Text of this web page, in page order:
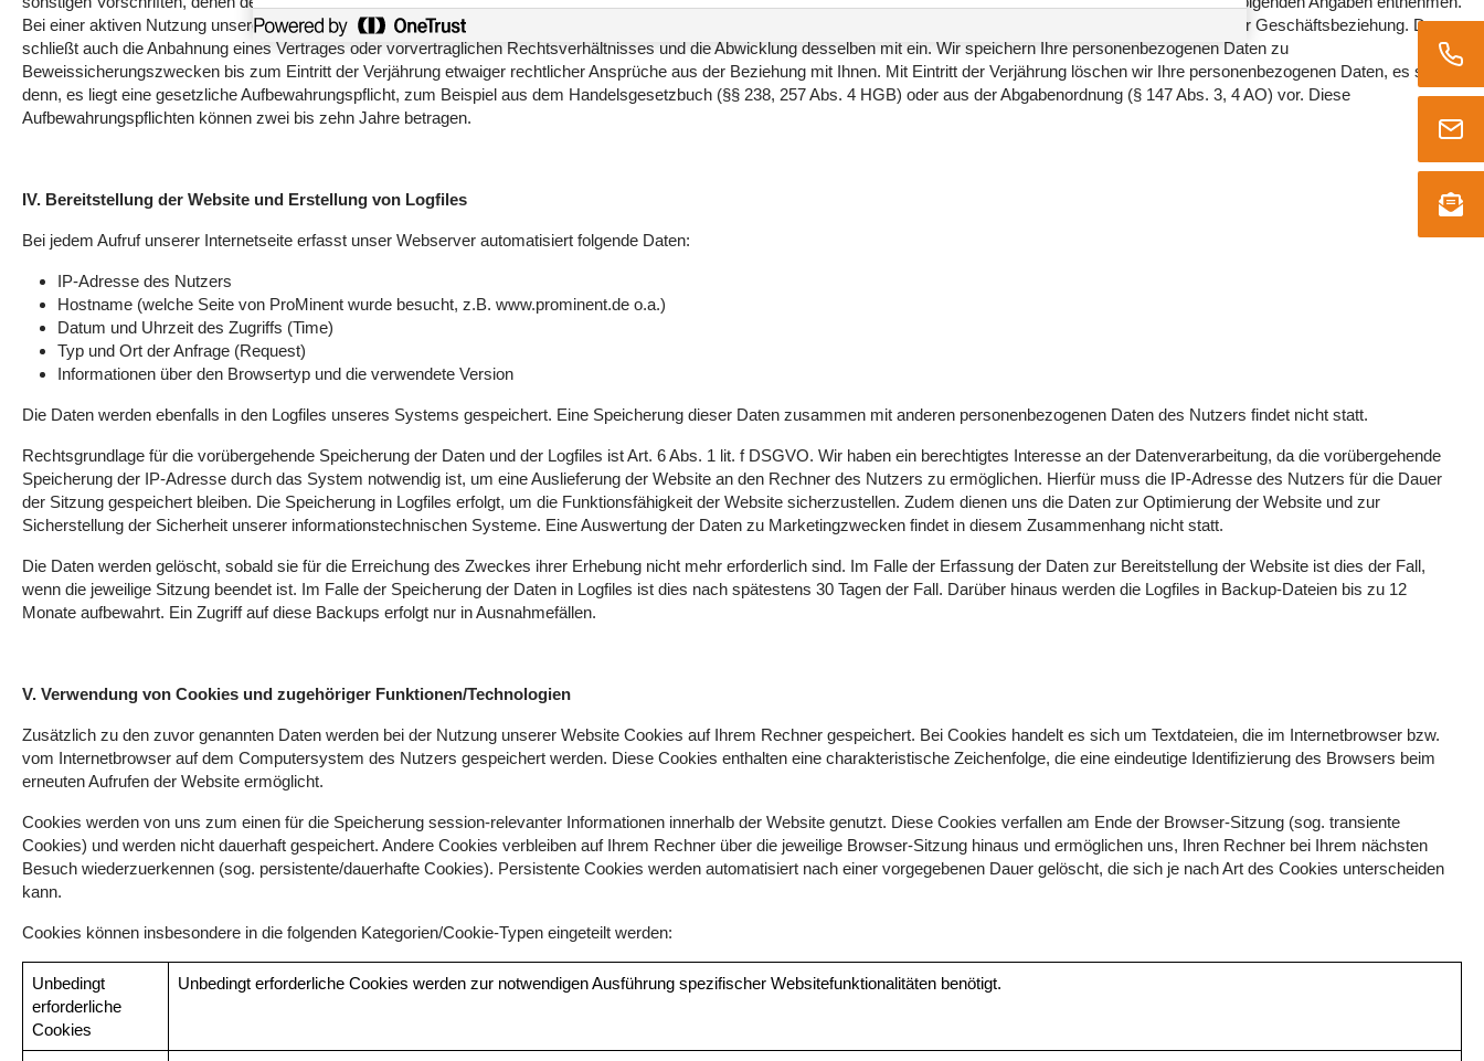
Bei einer aktiven Nutzung unserer Website speichern wir Ihre personenbezogenen Daten zunächst für die Dauer der Beantwortung Ihrer Anfrage bzw. für die Dauer unserer Geschäftsbeziehung. Das
schließt auch die Anbahnung eines Vertrages oder vorvertraglichen Rechtsverhältnisses und die Abwicklung desselben mit ein. Wir speichern Ihre personenbezogenen Daten zu
Beweissicherungszwecken bis zum Eintritt der Verjährung etwaiger rechtlicher Ansprüche aus der Beziehung mit Ihnen. Mit Eintritt der Verjährung löschen wir Ihre personenbezogenen Daten, es sei
denn, es liegt eine gesetzliche Aufbewahrungspflicht, zum Beispiel aus dem Handelsgesetzbuch (§§ 238, 257 Abs. 4 HGB) oder aus der Abgabenordnung (§ 147 Abs. 3, 4 AO) vor. Diese
Aufbewahrungspflichten können zwei bis zehn Jahre betragen.
IV. Bereitstellung der Website und Erstellung von Logfiles
Bei jedem Aufruf unserer Internetseite erfasst unser Webserver automatisiert folgende Daten:
IP-Adresse des Nutzers
Hostname (welche Seite von ProMinent wurde besucht, z.B. www.prominent.de o.a.)
Datum und Uhrzeit des Zugriffs (Time)
Typ und Ort der Anfrage (Request)
Informationen über den Browsertyp und die verwendete Version
Die Daten werden ebenfalls in den Logfiles unseres Systems gespeichert. Eine Speicherung dieser Daten zusammen mit anderen personenbezogenen Daten des Nutzers findet nicht statt.
Rechtsgrundlage für die vorübergehende Speicherung der Daten und der Logfiles ist Art. 6 Abs. 1 lit. f DSGVO. Wir haben ein berechtigtes Interesse an der Datenverarbeitung, da die vorübergehende
Speicherung der IP-Adresse durch das System notwendig ist, um eine Auslieferung der Website an den Rechner des Nutzers zu ermöglichen. Hierfür muss die IP-Adresse des Nutzers für die Dauer
der Sitzung gespeichert bleiben. Die Speicherung in Logfiles erfolgt, um die Funktionsfähigkeit der Website sicherzustellen. Zudem dienen uns die Daten zur Optimierung der Website und zur
Sicherstellung der Sicherheit unserer informationstechnischen Systeme. Eine Auswertung der Daten zu Marketingzwecken findet in diesem Zusammenhang nicht statt.
Die Daten werden gelöscht, sobald sie für die Erreichung des Zweckes ihrer Erhebung nicht mehr erforderlich sind. Im Falle der Erfassung der Daten zur Bereitstellung der Website ist dies der Fall,
wenn die jeweilige Sitzung beendet ist. Im Falle der Speicherung der Daten in Logfiles ist dies nach spätestens 30 Tagen der Fall. Darüber hinaus werden die Logfiles in Backup-Dateien bis zu 12
Monate aufbewahrt. Ein Zugriff auf diese Backups erfolgt nur in Ausnahmefällen.
V. Verwendung von Cookies und zugehöriger Funktionen/Technologien
Zusätzlich zu den zuvor genannten Daten werden bei der Nutzung unserer Website Cookies auf Ihrem Rechner gespeichert. Bei Cookies handelt es sich um Textdateien, die im Internetbrowser bzw.
vom Internetbrowser auf dem Computersystem des Nutzers gespeichert werden. Diese Cookies enthalten eine charakteristische Zeichenfolge, die eine eindeutige Identifizierung des Browsers beim
erneuten Aufrufen der Website ermöglicht.
Cookies werden von uns zum einen für die Speicherung session-relevanter Informationen innerhalb der Website genutzt. Diese Cookies verfallen am Ende der Browser-Sitzung (sog. transiente
Cookies) und werden nicht dauerhaft gespeichert. Andere Cookies verbleiben auf Ihrem Rechner über die jeweilige Browser-Sitzung hinaus und ermöglichen uns, Ihren Rechner bei Ihrem nächsten
Besuch wiederzuerkennen (sog. persistente/dauerhafte Cookies). Persistente Cookies werden automatisiert nach einer vorgegebenen Dauer gelöscht, die sich je nach Art des Cookies unterscheiden
kann.
Cookies können insbesondere in die folgenden Kategorien/Cookie-Typen eingeteilt werden:
Unbedingt
erforderliche
Cookies
Unbedingt erforderliche Cookies werden zur notwendigen Ausführung spezifischer Websitefunktionalitäten benötigt.